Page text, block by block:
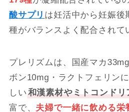
酸サプリ は妊活中から妊娠後
種がバランスよく配合されて
プレリズムは、国産マカ
ボン10mg・ラクトフェリン
しい和漢素材やミトコンド
富で、 夫婦で一緒に飲める栄